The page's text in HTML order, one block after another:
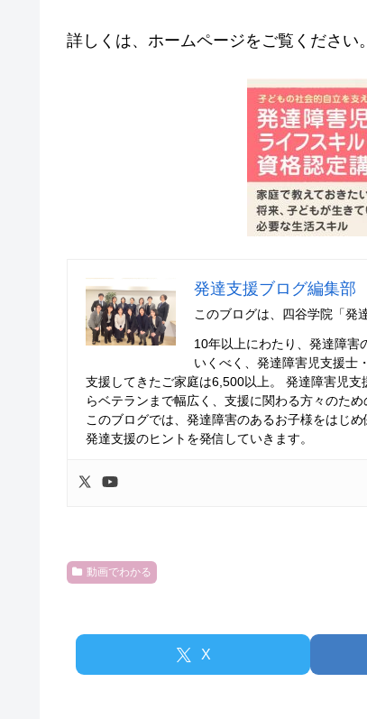
詳しくは、ホームページをご覧ください。
発達支援ブログ編集部
このブログは、四谷学院「発
10年以上にわたり、発達障害
いくべく、発達障害児支援士
支援してきたご家庭は6,500以上。 発達障害児
らベテランまで幅広く、支援に関わる方々のた
このブログでは、発達障害のあるお子様をはじ
発達支援のヒントを発信していきます。
動画でわかる
X